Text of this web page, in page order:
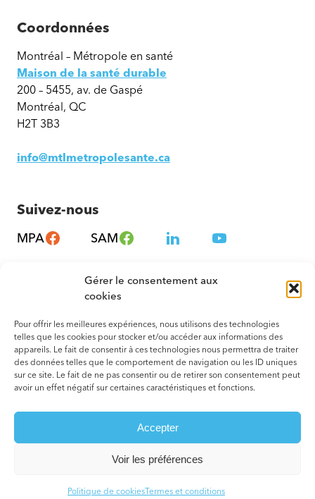
Gérer le consentement aux
cookies
Pour offrir les meilleures expériences, nous utilisons des technologies
telles que les cookies pour stocker et/ou accéder aux informations des
appareils. Le fait de consentir à ces technologies nous permettra de traiter
des données telles que le comportement de navigation ou les ID uniques
sur ce site. Le fait de ne pas consentir ou de retirer son consentement peut
avoir un effet négatif sur certaines caractéristiques et fonctions.
Accepter
Voir les préférences
Politique de cookiesTermes et conditions
Coordonnées
Montréal – Métropole en santé
Maison de la santé durable
200 – 5455, av. de Gaspé
Montréal, QC
H2T 3B3
info@mtlmetropolesante.ca
Suivez-nous
MPA SAM